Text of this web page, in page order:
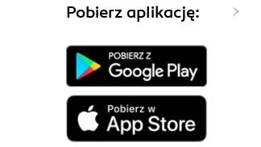
Pobierz aplikację: